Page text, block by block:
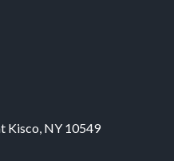
Kisco, NY 10549